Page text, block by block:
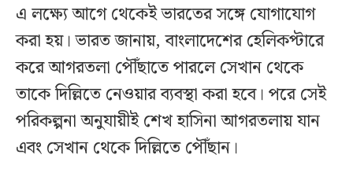
এ লক্ষ্যে আগে থেকেই ভারতের সঙ্গে যোগাযোগ
করা হয়। ভারত জানায়, বাংলাদেশের হেলিকপ্টারে
করে আগরতলা পৌঁছাতে পারলে সেখান থেকে
তাকে দিল্লিতে নেওয়ার ব্যবস্থা করা হবে। পরে সেই
পরিকল্পনা অনুযায়ীই শেখ হাসিনা আগরতলায় যান
এবং সেখান থেকে দিল্লিতে পৌঁছান।